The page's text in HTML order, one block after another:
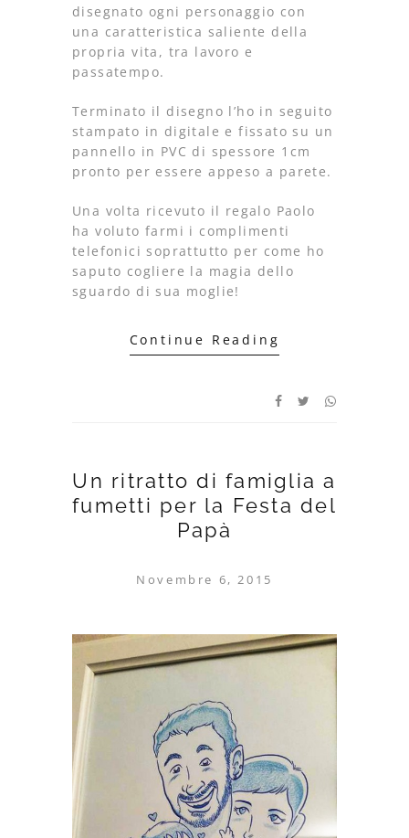
disegnato ogni personaggio con
una caratteristica saliente della
propria vita, tra lavoro e
passatempo.
Terminato il disegno l’ho in seguito
stampato in digitale e fissato su un
pannello in PVC di spessore 1cm
pronto per essere appeso a parete.
Una volta ricevuto il regalo Paolo
ha voluto farmi i complimenti
telefonici soprattutto per come ho
saputo cogliere la magia dello
sguardo di sua moglie!
Continue Reading
Un ritratto di famiglia a
fumetti per la Festa del
Papà
Novembre 6, 2015